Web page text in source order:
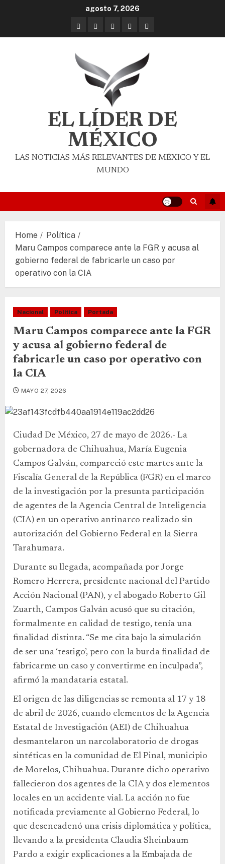
agosto 7, 2026
EL LÍDER DE
MÉXICO
LAS NOTICIAS MÁS RELEVANTES DE MÉXICO Y EL
MUNDO
Home
Política
Maru Campos comparece ante la FGR y acusa al
gobierno federal de fabricarle un caso por
operativo con la CIA
Nacional Política Portada
Maru Campos comparece ante la FGR
y acusa al gobierno federal de
fabricarle un caso por operativo con
la CIA
MAYO 27, 2026
Ciudad De México, 27 de mayo de 2026.- La
gobernadora de Chihuahua, María Eugenia
Campos Galván, compareció este martes ante la
Fiscalía General de la República (FGR) en el marco
de la investigación por la presunta participación
de agentes de la Agencia Central de Inteligencia
(CIA) en un operativo antinarco realizado sin
autorización del Gobierno Federal en la Sierra
Tarahumara.
Durante su llegada, acompañada por Jorge
Romero Herrera, presidente nacional del Partido
Acción Nacional (PAN), y el abogado Roberto Gil
Zuarth, Campos Galván acusó que su citación,
formalmente en calidad de testigo, tenía una
finalidad distinta. “Se me cita bajo la simulación
de ser una ‘testigo’, pero con la burda finalidad de
fabricarme un caso y convertirme en inculpada”,
afirmó la mandataria estatal.
El origen de las diligencias se remonta al 17 y 18
de abril de 2026, cuando elementos de la Agencia
Estatal de Investigación (AEI) de Chihuahua
desmantelaron un narcolaboratorio de drogas
sintéticas en la comunidad de El Pinal, municipio
de Morelos, Chihuahua. Durante dicho operativo
fallecieron dos agentes de la CIA y dos elementos
locales en un accidente vial. La acción no fue
notificada previamente al Gobierno Federal, lo
que desencadenó una crisis diplomática y política,
llevando a la presidenta Claudia Sheinbaum
Pardo a exigir explicaciones a la Embajada de